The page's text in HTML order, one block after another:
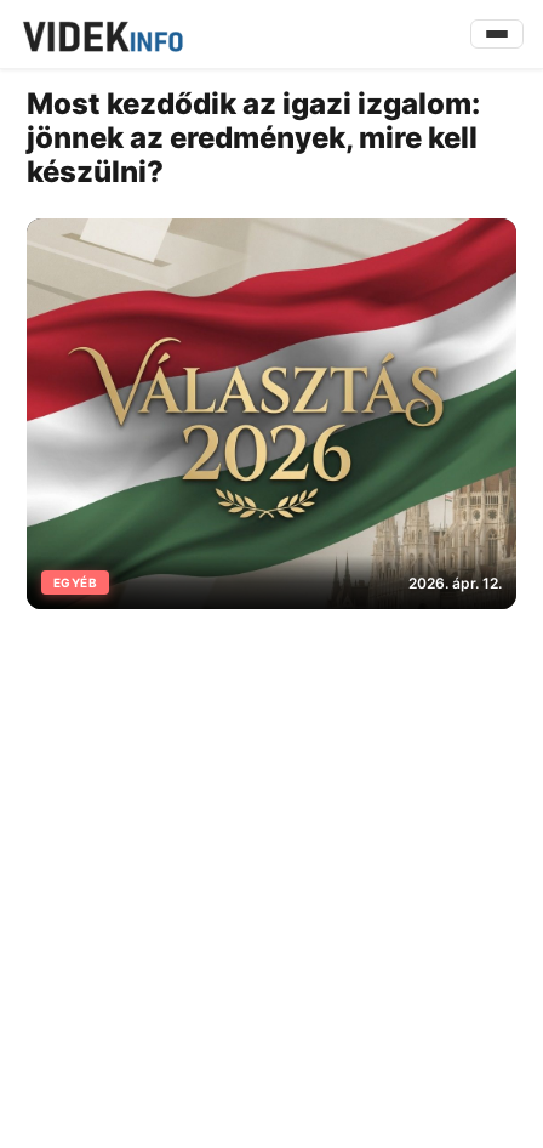
Most kezdődik az igazi izgalom:
jönnek az eredmények, mire kell
készülni?
EGYÉB 2026. ápr. 12.